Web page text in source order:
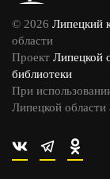
© 2026 Липецкий
области
Проект Липецкой
библиотеки
При
Липецкой области